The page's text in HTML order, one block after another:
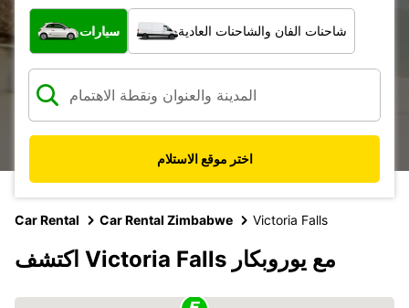
ما نوع المركبة؟
سيارات شاحنات الفان والشاحنات العادية
اختر موقع الاستلام
Car Rental Car Rental Zimbabwe Victoria Falls
اكتشف Victoria Falls مع يوروبكار